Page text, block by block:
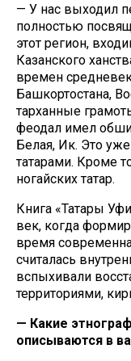
— У нас выходил
полностью
этот регион,
Казанского
времен
Башкортостана,
тарханные
феодал имел
Белая, Ик. Это
татарами. Кроме
ногайских татар.
Книга «Татары
век, когда
время
считалась
вспыхивали
территориями,
— Какие
описываются в